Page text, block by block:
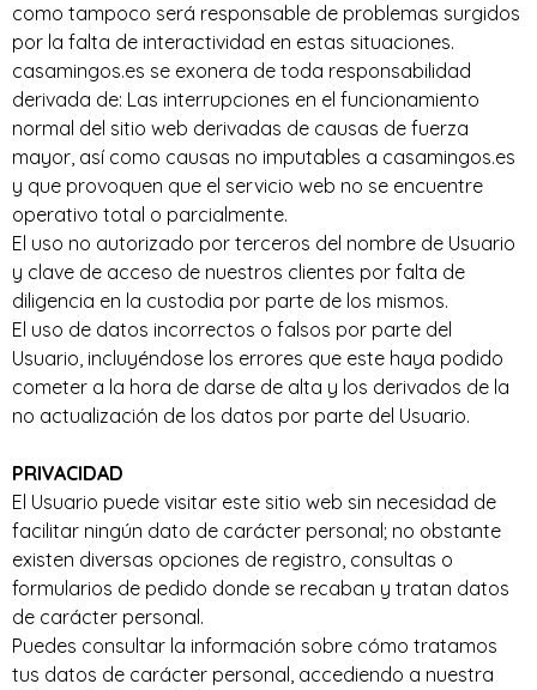
como tampoco será responsable de problemas surgidos
por la falta de interactividad en estas situaciones.
casamingos.es se exonera de toda responsabilidad
derivada de: Las interrupciones en el funcionamiento
normal del sitio web derivadas de causas de fuerza
mayor, así como causas no imputables a casamingos.es
y que provoquen que el servicio web no se encuentre
operativo total o parcialmente.
El uso no autorizado por terceros del nombre de Usuario
y clave de acceso de nuestros clientes por falta de
diligencia en la custodia por parte de los mismos.
El uso de datos incorrectos o falsos por parte del
Usuario, incluyéndose los errores que este haya podido
cometer a la hora de darse de alta y los derivados de la
no actualización de los datos por parte del Usuario.
PRIVACIDAD
El Usuario puede visitar este sitio web sin necesidad de
facilitar ningún dato de carácter personal; no obstante
existen diversas opciones de registro, consultas o
formularios de pedido donde se recaban y tratan datos
de carácter personal.
Puedes consultar la información sobre cómo tratamos
tus datos de carácter personal, accediendo a nuestra